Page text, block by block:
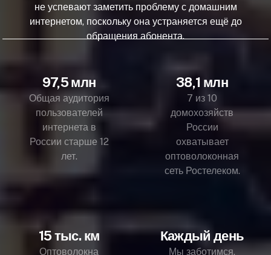
не успевают заметить проблему с домашним
интернетом, поскольку она устраняется ещё до
обращения абонента.
97,5 млн
Общая аудитория
пользователей
интернета в
России старше 12
лет.
38,1 млн
7 из 10
домохозяйств
России
охватывает
оптоволоконная
сеть Ростелеком.
15 тыс. км
Оптоволокна
Каждый день
Мы заботимся,